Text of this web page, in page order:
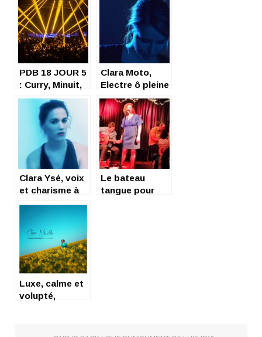
PDB 18 JOUR 5
: Curry, Minuit,
Luciani …
Clara Moto,
Electre ô pleine
de Graz
Clara Ysé, voix
et charisme à
découvrir sur
scène
Le bateau
tangue pour
Luxe, calme et
volupté,